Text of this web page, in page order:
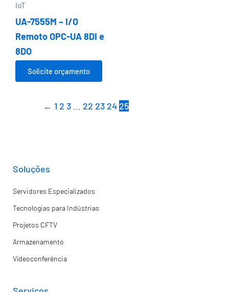
IoT
UA-7555M – I/O
Remoto OPC-UA 8DI e
8DO
Solicite orçamento
← 1 2 3 22 23 24 25
Soluções
Servidores Especializados
Tecnologias para Indústrias
Projetos CFTV
Armazenamento
Vídeoconferência